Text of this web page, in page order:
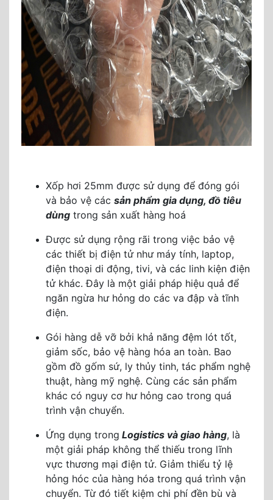
Xốp hơi 25mm được sử dụng để đóng gói
và bảo vệ các sản phẩm gia dụng, đồ tiêu
dùng trong sản xuất hàng hoá
Được sử dụng rộng rãi trong việc bảo vệ
các thiết bị điện tử như máy tính, laptop,
điện thoại di động, tivi, và các linh kiện điện
tử khác. Đây là một giải pháp hiệu quả để
ngăn ngừa hư hỏng do các va đập và tĩnh
điện.
Gói hàng dễ vỡ bởi khả năng đệm lót tốt,
giảm sốc, bảo vệ hàng hóa an toàn. Bao
gồm đồ gốm sứ, ly thủy tinh, tác phẩm nghệ
thuật, hàng mỹ nghệ. Cùng các sản phẩm
khác có nguy cơ hư hỏng cao trong quá
trình vận chuyển.
Ứng dụng trong Logistics và giao hàng, là
một giải pháp không thể thiếu trong lĩnh
vực thương mại điện tử. Giảm thiểu tỷ lệ
hỏng hóc của hàng hóa trong quá trình vận
chuyển. Từ đó tiết kiệm chi phí đền bù và